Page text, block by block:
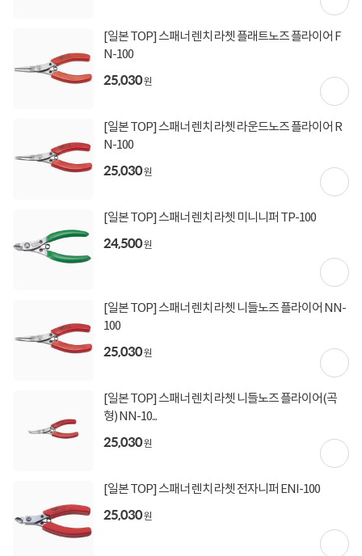
[일본 TOP] 스패너 렌치 라쳇 플래트노즈 플라이어 F
N-100
25,030원
[일본 TOP] 스패너 렌치 라쳇 라운드노즈 플라이어 R
N-100
25,030원
[일본 TOP] 스패너 렌치 라쳇 미니니퍼 TP-100
24,500원
[일본 TOP] 스패너 렌치 라쳇 니들노즈 플라이어 NN-
100
25,030원
[일본 TOP] 스패너 렌치 라쳇 니들노즈 플라이어(곡
형) NN-10...
25,030원
[일본 TOP] 스패너 렌치 라쳇 전자니퍼 ENI-100
25,030원
배송정보 업체직배송
상세정보
구매 시 유의사항
16시 이후 주문 시, 다음 영업일에 출고될 수 있습니다.
해당 상품의 출고 마감시간은 15시 00분으로 이후 결제건은 다음 영업일에 출고됩니
상세정보를